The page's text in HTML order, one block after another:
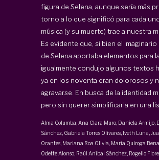
figura de Selena, aunque sería más
torno a lo que significó para cada
música (y su muerte) trae a nuestra
Es evidente que, si bien el
de Selena aportaba elementos para
igualmente condujo algunos textos
ya en los noventa eran dolorosos y
agravarse. En busca de la identidad
pero sin querer simplificarla en una
Alma Columba, Ana Clara Muro, Daniela Armijo,
Sánchez, Gabriela Torres Olivares, Iveth Luna,
Orantes, Mariana Roa Olivia, María Quiroga
Odette Alonso , Raúl Aníbal Sánchez, Rogelio